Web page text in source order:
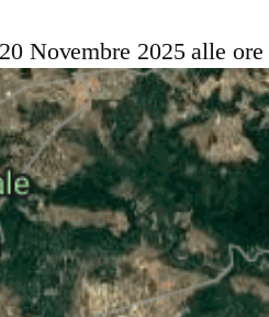
Novembre 2025 alle ore